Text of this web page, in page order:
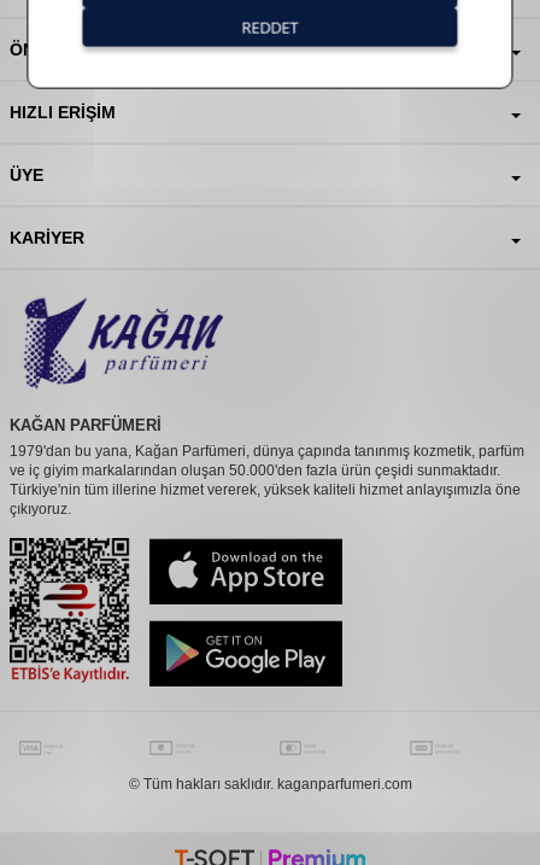
ÖNEMLI BILGILER
HIZLI ERIŞIM
ÜYE
KARIYER
KAĞAN PARFÜMERİ
1979'dan bu yana, Kağan Parfümeri, dünya çapında tanınmış kozmetik, parfüm
ve iç giyim markalarından oluşan 50.000'den fazla ürün çeşidi sunmaktadır.
Türkiye'nin tüm illerine hizmet vererek, yüksek kaliteli hizmet anlayışımızla öne
çıkıyoruz.
© Tüm hakları saklıdır. kaganparfumeri.com